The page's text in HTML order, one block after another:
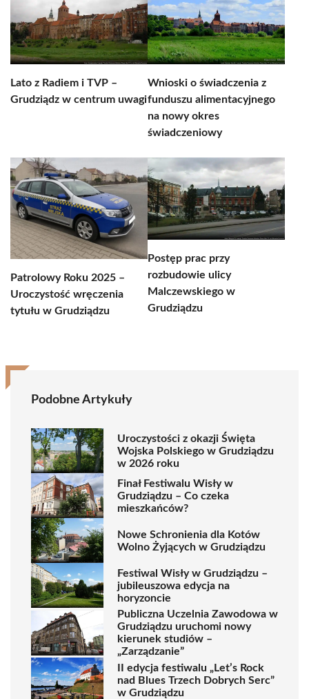
Lato z Radiem i TVP –
Grudziądz w centrum uwagi
Wnioski o świadczenia z
funduszu alimentacyjnego
na nowy okres
świadczeniowy
Patrolowy Roku 2025 –
Uroczystość wręczenia
tytułu w Grudziądzu
Postęp prac przy
rozbudowie ulicy
Malczewskiego w
Grudziądzu
Podobne Artykuły
Uroczystości z okazji Święta
Wojska Polskiego w Grudziądzu
w 2026 roku
Finał Festiwalu Wisły w
Grudziądzu – Co czeka
mieszkańców?
Nowe Schronienia dla Kotów
Wolno Żyjących w Grudziądzu
Festiwal Wisły w Grudziądzu –
jubileuszowa edycja na
horyzoncie
Publiczna Uczelnia Zawodowa w
Grudziądzu uruchomi nowy
kierunek studiów –
„Zarządzanie”
II edycja festiwalu „Let’s Rock
nad Blues Trzech Dobrych Serc”
w Grudziądzu